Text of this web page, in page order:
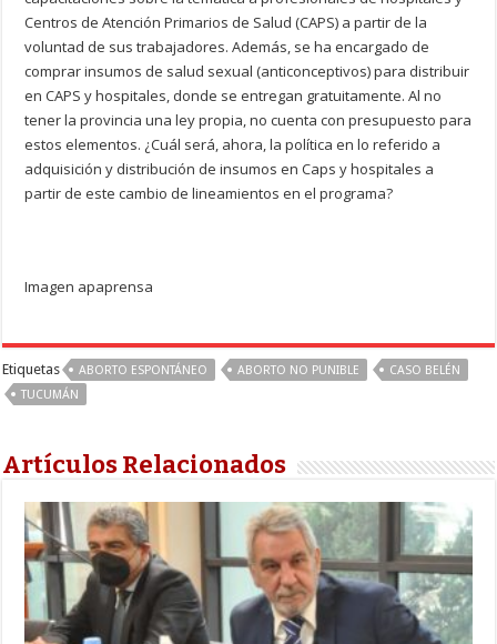
Centros de Atención Primarios de Salud (CAPS) a partir de la
voluntad de sus trabajadores. Además, se ha encargado de
comprar insumos de salud sexual (anticonceptivos) para distribuir
en CAPS y hospitales, donde se entregan gratuitamente. Al no
tener la provincia una ley propia, no cuenta con presupuesto para
estos elementos. ¿Cuál será, ahora, la política en lo referido a
adquisición y distribución de insumos en Caps y hospitales a
partir de este cambio de lineamientos en el programa?
Imagen apaprensa
Etiquetas ABORTO ESPONTÁNEO ABORTO NO PUNIBLE
CASO BELÉN
TUCUMÁN
Artículos Relacionados